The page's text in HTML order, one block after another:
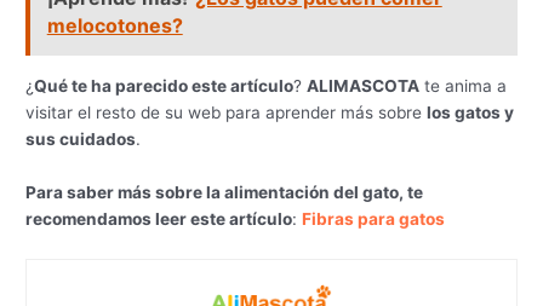
melocotones?
¿Qué te ha parecido este artículo?ALIMASCOTA te anima a
visitar el resto de su web para aprender más sobrelos gatos y
sus cuidados.
Para saber más sobre la alimentación del gato, te
recomendamos leer este artículo:Fibras para gatos